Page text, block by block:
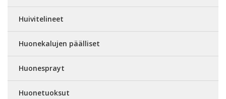
Huivitelineet
Huonekalujen päälliset
Huonesprayt
Huonetuoksut